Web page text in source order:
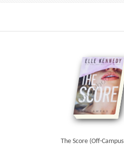
The Score (Off-Campus